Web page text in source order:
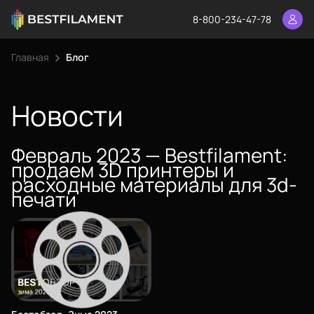
8-800-234-47-78
Главная Блог
Новости
Февраль 2023 — Bestfilament:
продаем 3D принтеры и
расходные материалы для 3d-
печати
Каталог
О нас
Филиалы
Сертификаты
Система скидок
Оплата и доставка
Для крупных 3D-печатников
Политика конфиденциальности